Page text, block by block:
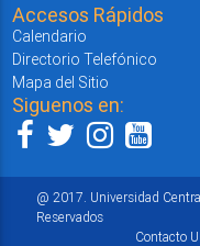
Accesos Rápidos
Calendario
Directorio Telefónico
Mapa del Sitio
Siguenos en:
@ 2017. Universidad
Reservados
Contacto